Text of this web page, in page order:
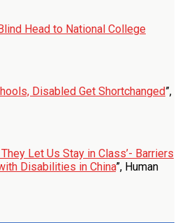
Head to National College
Disabled Get Shortchanged”,
Let Us Stay in Class’- Barriers
Disabilities in China”, Human